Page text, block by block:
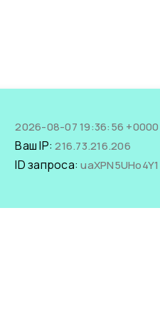
2026-08-07 19:36:56 +0000
Ваш IP:216.73.216.206
ID запроса:uaXPN5UHo4Y1